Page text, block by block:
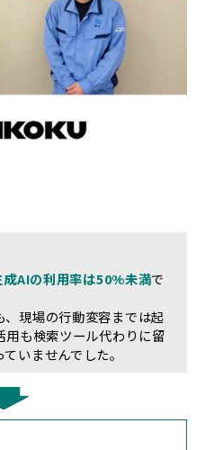
成AIの利用率は50%未満で
現場の行動変容までは起
も検索ツール代わりに留
いませんでした。